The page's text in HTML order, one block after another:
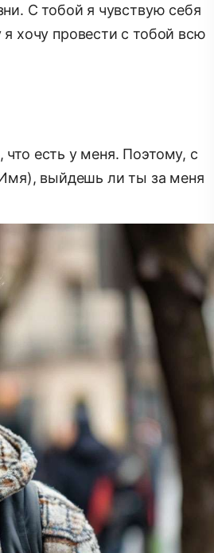
С тобой я чувствую себя
провести с тобой всю
есть у меня. Поэтому, с
выйдешь ли ты за меня